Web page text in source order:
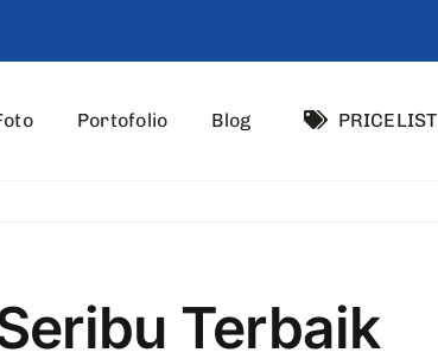
Portofolio Blog PRICELIST
Terbaik